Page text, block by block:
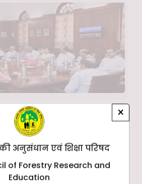
×
अनुसंधान एवं शिक्षा परिषद
of Forestry Research and
Education